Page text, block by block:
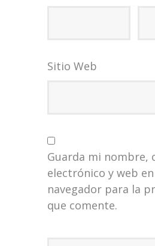
Sitio Web
Guarda mi nombre,
electrónico y web
navegador para la
que comente.